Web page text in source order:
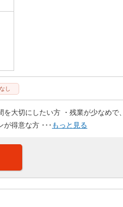
し
大切にしたい方 ・残業が少なめで、
得意な方 ･･･ もっと見る